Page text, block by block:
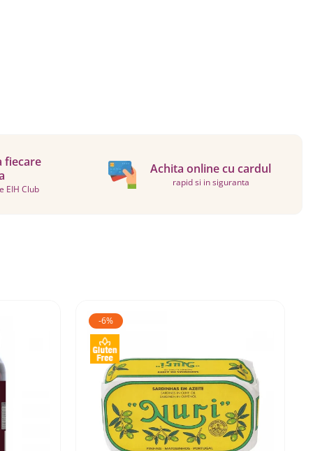
fiecare
EIH Club
Achita online cu cardul
rapid si in siguranta
-6%